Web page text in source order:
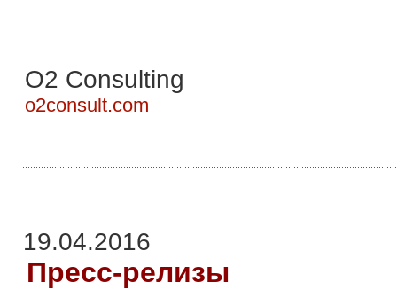
О2 Consulting
o2consult.com
19.04.2016
Пресс-релизы